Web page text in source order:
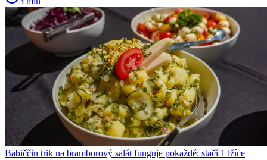
Babiččin trik na bramborový salát funguje pokaždé: stačí 1 lžíce